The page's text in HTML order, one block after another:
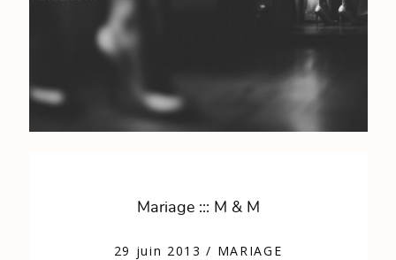
Mariage ::: M & M
29 juin 2013/ MARIAGE